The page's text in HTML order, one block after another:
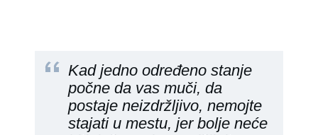
Kad jedno određeno stanje
počne da vas muči, da
postaje neizdržljivo, nemojte
stajati u mestu, jer bolje neće